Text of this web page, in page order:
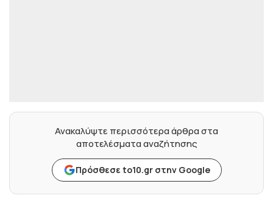
Ανακαλύψτε περισσότερα άρθρα στα
αποτελέσματα αναζήτησης
Πρόσθεσε to10.gr στην Google